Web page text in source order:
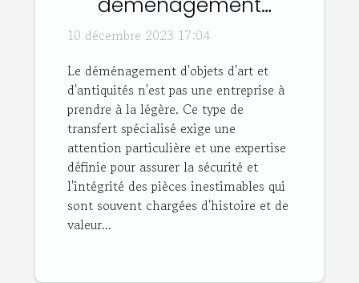
d'objets d'art et
10 décembre 2023 17:04
Le déménagement d'objets d'art et
d'antiquités n'est pas une entreprise à
prendre à la légère. Ce type de
transfert spécialisé exige une
attention particulière et une expertise
définie pour assurer la sécurité et
l'intégrité des pièces inestimables qui
sont souvent chargées d'histoire et de
valeur...